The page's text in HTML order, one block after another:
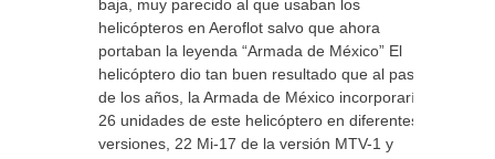
baja, muy parecido al que usaban los
helicópteros en Aeroflot salvo que ahora
portaban la leyenda “Armada de México” El
helicóptero dio tan buen resultado que al paso
de los años, la Armada de México incorporaría
26 unidades de este helicóptero en diferentes
versiones, 22 Mi-17 de la versión MTV-1 y